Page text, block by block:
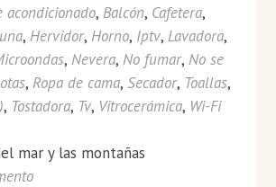
acondicionado, Balcón, Cafetera,
, Hervidor, Horno, Iptv, Lavadora,
, Nevera, No fumar, No se
, Ropa de cama,Secador, Toallas,
, Tostadora, Tv, Vitrocerámica, Wi-Fi
mar y las montañas